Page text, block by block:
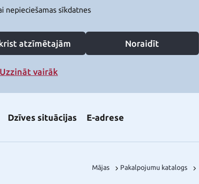
nepieciešamas sīkdatnes
atzīmētajām Noraidīt
Uzzināt vairāk
Dzīves situācijas E-adrese
Mājas Pakalpojumu katalogs